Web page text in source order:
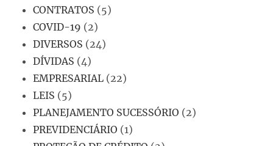
CONTRATOS (5)
COVID-19 (2)
DIVERSOS (24)
DÍVIDAS (4)
EMPRESARIAL (22)
LEIS (5)
PLANEJAMENTO SUCESSÓRIO (2)
PREVIDENCIÁRIO (1)